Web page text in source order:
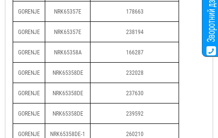
GORENJE NRK65357E 178663
GORENJE NRK65357E 238194
GORENJE NRK65358A 166287
GORENJE NRK65358DE 232028
GORENJE NRK65358DE 237630
GORENJE NRK65358DE 239592
GORENJE NRK65358DE-1 260210